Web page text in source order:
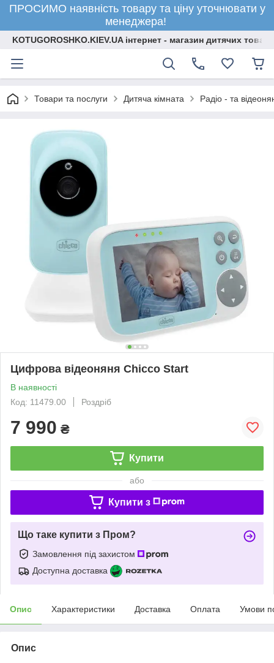
ПРОСИМО наявність товару та ціну уточнювати у
менеджера!
KOTUGOROSHKO.KIEV.UA інтернет - магазин дитячих
Товари та послуги Дитяча кімната Радіо - та
Цифрова відеоняня Chicco Start
В наявності
Код: 11479.00
Роздріб
7 990 ₴
Купити
або
Купити з
Що таке купити з Пром?
Замовлення під захистом
Доступна доставка
Опис Характеристики Доставка Оплата Умови
Опис